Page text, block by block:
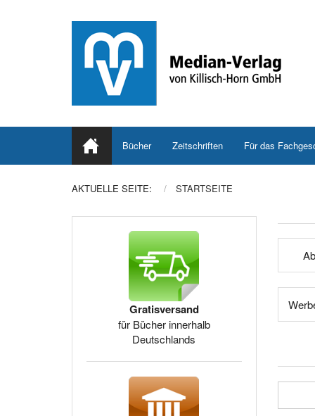
Bücher Zeitschriften Für das
AKTUELLE SEITE: STARTSEITE
Gratisversand
für Bücher innerhalb
Deutschlands